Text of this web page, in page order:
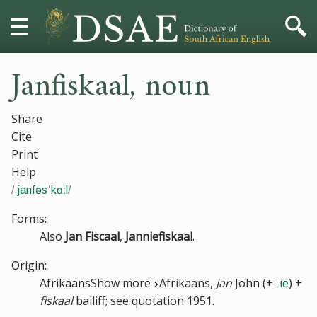
MORE
HELP
PROJECT
Janfiskaal, noun
Share
Cite
Print
Help
/ˌjanfəsˈkɑːl /
Forms:
Also Jan Fiscaal, Janniefiskaal.
Origin:
AfrikaansShow more Afrikaans, Jan John (+ -ie) +
fiskaalbailiff; see quotation 1951.